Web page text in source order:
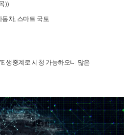
))
동차, 스마트 국토
생중계로 시청 가능하오니 많은